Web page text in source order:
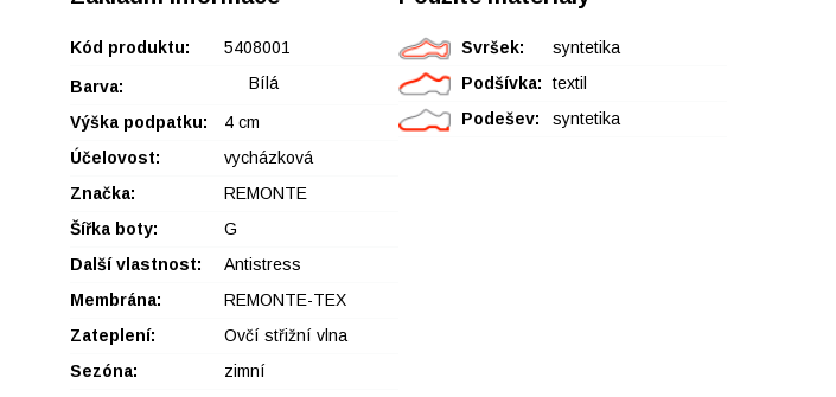
Kód produktu: 5408001
Barva: Bílá
Výška podpatku:
4 cm
Účelovost:
vycházková
Značka:
REMONTE
Šířka boty:
G
Další vlastnost:
Antistress
Membrána:
REMONTE-TEX
Zateplení:
Ovčí střižní vlna
Sezóna:
zimní
Svršek:
syntetika
Podšívka:
textil
Podešev:
syntetika